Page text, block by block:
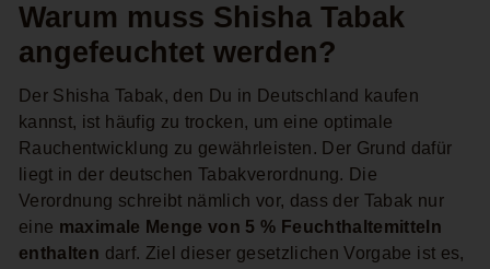
Warum muss Shisha Tabak
angefeuchtet werden?
Der Shisha Tabak, den Du in Deutschland kaufen
kannst, ist häufig zu trocken, um eine optimale
Rauchentwicklung zu gewährleisten. Der Grund dafür
liegt in der deutschen Tabakverordnung. Die
Verordnung schreibt nämlich vor, dass der Tabak nur
eine maximale Menge von 5 % Feuchthaltemitteln
enthalten darf. Ziel dieser gesetzlichen Vorgabe ist es,